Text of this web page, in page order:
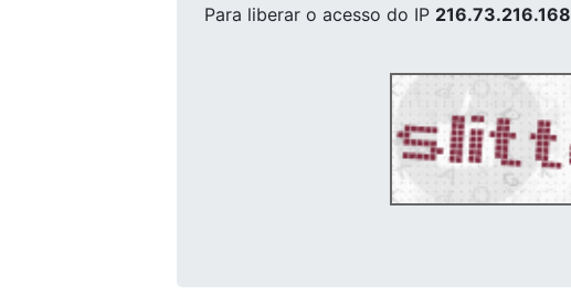
Para liberar o acesso do IP 216.73.216.168